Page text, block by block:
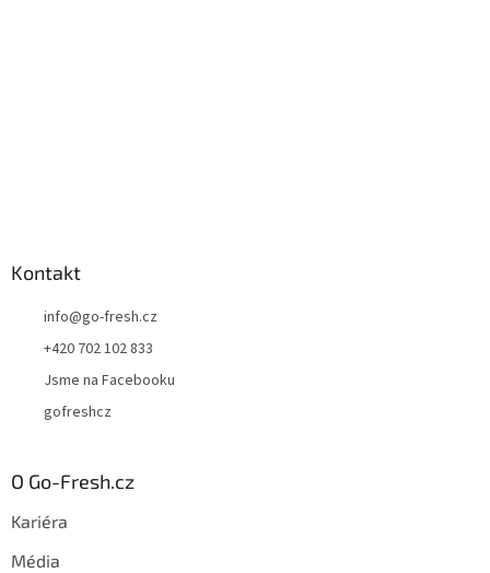
Kontakt
info@go-fresh.cz
+420 702 102 833
Jsme na Facebooku
gofreshcz
O Go-Fresh.cz
Kariéra
Média